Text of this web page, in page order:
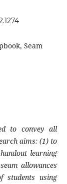
Seam
to convey all
aims: (1) to
learning
allowances
students using